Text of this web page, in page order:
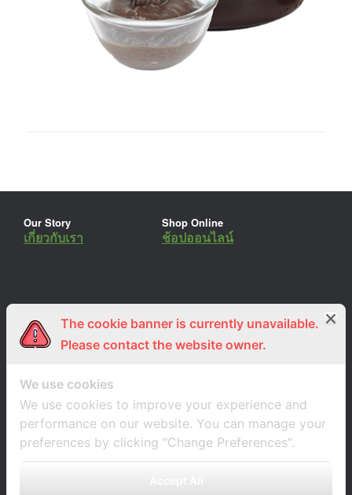
Our Story
เกี่ยวกับเรา
Shop Online
ช้อปออนไลน์
ร่วมงานกับเรา
สมัครงาน
Lemon Farm Cafe
ร้านอาหารอินทรีย์
The cookie banner is currently unavailable.
Please contact the website owner.
We use cookies
We use cookies to improve your experience and
performance on our website. You can manage your
preferences by clicking "Change Preferences".